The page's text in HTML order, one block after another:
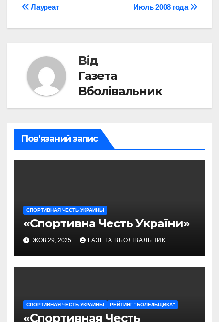
Навігація
записів
Июль 2008 года
Лауреат
Від
Газета
Вболівальник
Пов’язаний запис
СПОРТИВНАЯ ЧЕСТЬ УКРАИНЫ
«Спортивна Честь України»
ЖОВ 29, 2025 ГАЗЕТА ВБОЛІВАЛЬНИК
СПОРТИВНАЯ ЧЕСТЬ УКРАИНЫ РЕЙТИНГ "БОЛЕЛЬЩИКА"
«Спортивная Честь